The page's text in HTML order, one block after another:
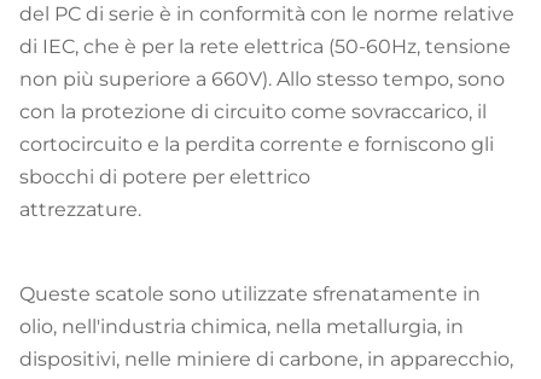
del PC di serie è in conformità con le norme relative
di IEC, che è per la rete elettrica (50-60Hz, tensione
non più superiore a 660V). Allo stesso tempo, sono
con la protezione di circuito come sovraccarico, il
cortocircuito e la perdita corrente e forniscono gli
sbocchi di potere per elettrico
attrezzature.
Queste scatole sono utilizzate sfrenatamente in
olio, nell'industria chimica, nella metallurgia, in
dispositivi, nelle miniere di carbone, in apparecchio,